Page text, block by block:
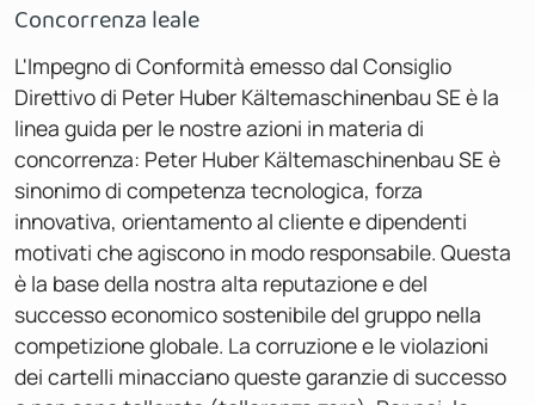
Concorrenza leale
L'Impegno di Conformità emesso dal Consiglio
Direttivo di Peter Huber Kältemaschinenbau SE è la
linea guida per le nostre azioni in materia di
concorrenza: Peter Huber Kältemaschinenbau SE è
sinonimo di competenza tecnologica, forza
innovativa, orientamento al cliente e dipendenti
motivati che agiscono in modo responsabile. Questa
è la base della nostra alta reputazione e del
successo economico sostenibile del gruppo nella
competizione globale. La corruzione e le violazioni
dei cartelli minacciano queste garanzie di successo